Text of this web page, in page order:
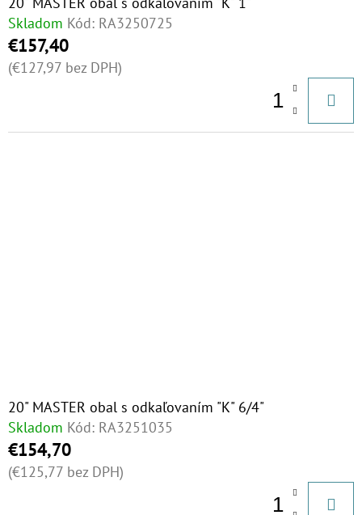
Skladom Kód: RA3250725
€157,40
(€127,97 bez DPH)
20" MASTER obal s odkaľovaním "K" 6/4"
Skladom Kód: RA3251035
€154,70
(€125,77 bez DPH)